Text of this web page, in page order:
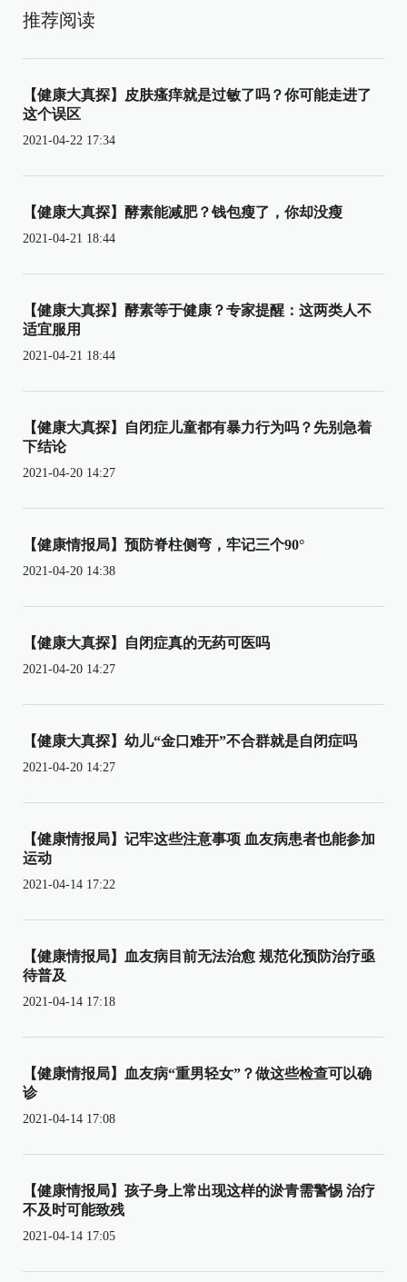
推荐阅读
【健康大真探】皮肤瘙痒就是过敏了吗？你可能走进了
这个误区
2021-04-22 17:34
【健康大真探】酵素能减肥？钱包瘦了，你却没瘦
2021-04-21 18:44
【健康大真探】酵素等于健康？专家提醒：这两类人不
适宜服用
2021-04-21 18:44
【健康大真探】自闭症儿童都有暴力行为吗？先别急着
下结论
2021-04-20 14:27
【健康情报局】预防脊柱侧弯，牢记三个90°
2021-04-20 14:38
【健康大真探】自闭症真的无药可医吗
2021-04-20 14:27
【健康大真探】幼儿“金口难开”不合群就是自闭症吗
2021-04-20 14:27
【健康情报局】记牢这些注意事项 血友病患者也能参加
运动
2021-04-14 17:22
【健康情报局】血友病目前无法治愈 规范化预防治疗亟
待普及
2021-04-14 17:18
【健康情报局】血友病“重男轻女”？做这些检查可以确
诊
2021-04-14 17:08
【健康情报局】孩子身上常出现这样的淤青需警惕 治疗
不及时可能致残
2021-04-14 17:05